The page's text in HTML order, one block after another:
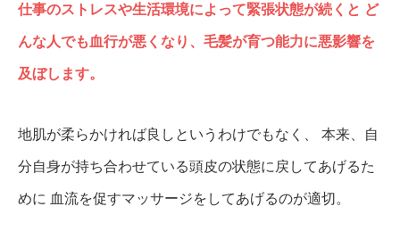
仕事のストレスや生活環境によって緊張状態が続くと ど
んな人でも血行が悪くなり、毛髪が育つ能力に悪影響を
及ぼします。
地肌が柔らかければ良しというわけでもなく、
本来、自
分自身が持ち合わせている頭皮の状態に戻してあげるた
めに 血流を促すマッサージをしてあげるのが適切。